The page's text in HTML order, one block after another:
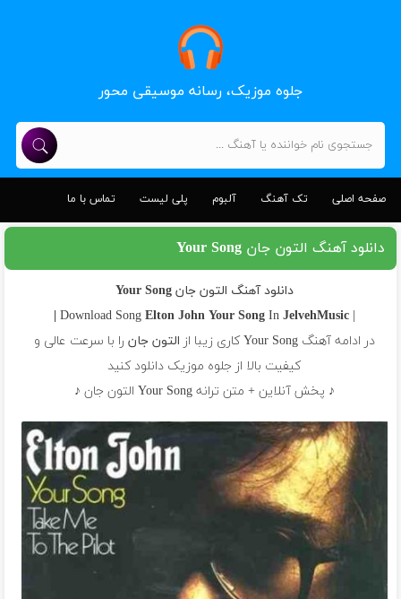
جلوه موزیک، رسانه موسیقی محور
صفحه اصلی تک آهنگ آلبوم پلی لیست تماس با ما
دانلود آهنگ التون جان Your Song
دانلود آهنگ التون جان Your Song
| Download Song
Elton John Your SongIn JelvehMusic |
در ادامه آهنگ Your Song کاری زیبا از
التون جان را با سرعت عالی و
کیفیت بالا از جلوه موزیک دانلود کنید
♪ پخش آنلاین + متن ترانه Your Song التون جان ♪